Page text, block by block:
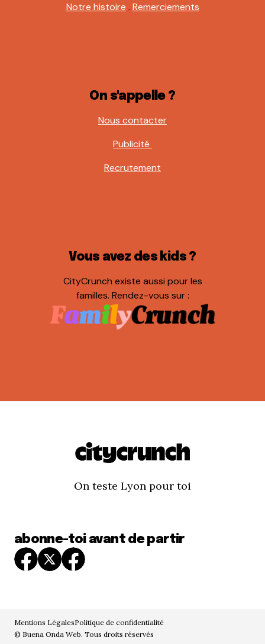
Notre histoire . Remerciements
On s'appelle ?
Nous contacter
Publicité
Recrutement
Vous avez des kids ?
CityCrunch existe aussi pour les
familles. Rendez-vous sur :
On teste Lyon pour toi
abonne-toi avant de partir
Mentions LégalesPolitique de confidentialité
© Buena Onda Web. Tous droits réservés